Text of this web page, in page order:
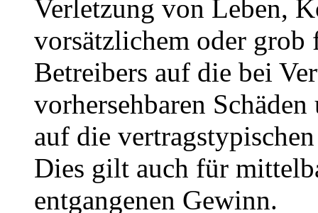
Verletzung von Leben,
vorsätzlichem oder grob
Betreibers auf die bei
vorhersehbaren
auf die
Dies gilt auch für
entgangenen Gewinn.